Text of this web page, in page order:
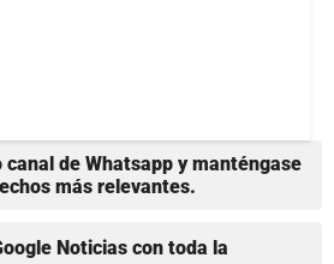
canal de Whatsapp y manténgase
más relevantes.
Noticias con toda la